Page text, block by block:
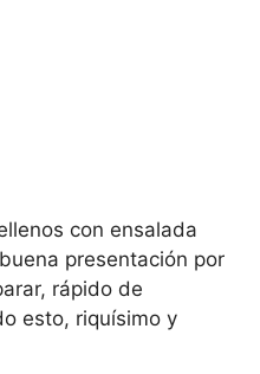
con ensalada
presentación por
rápido de
esto, riquísimo y